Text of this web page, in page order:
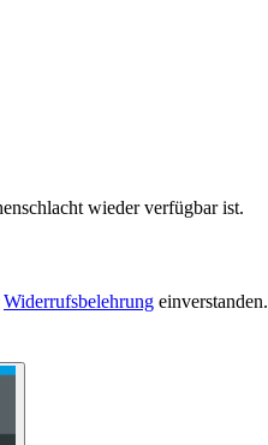
wieder verfügbar ist.
Widerrufsbelehrung einverstanden.